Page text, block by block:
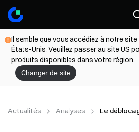
Il semble que vous accédiez à notre site
États-Unis. Veuillez passer au site US
produits disponibles dans votre région.
Changer de site
Actualités Analyses Le